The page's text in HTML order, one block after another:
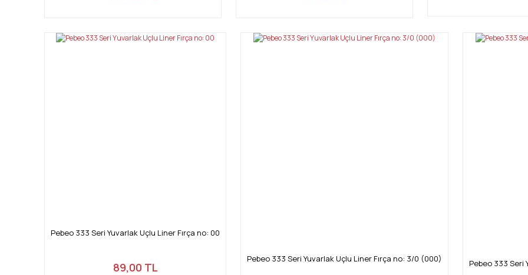
Pebeo 333 Seri Yuvarlak Uçlu Liner Fırça no: 00
89,00 TL
Pebeo 333 Seri Yuvarlak Uçlu Liner Fırça no: 3/0 (000) Pebeo 333 Seri